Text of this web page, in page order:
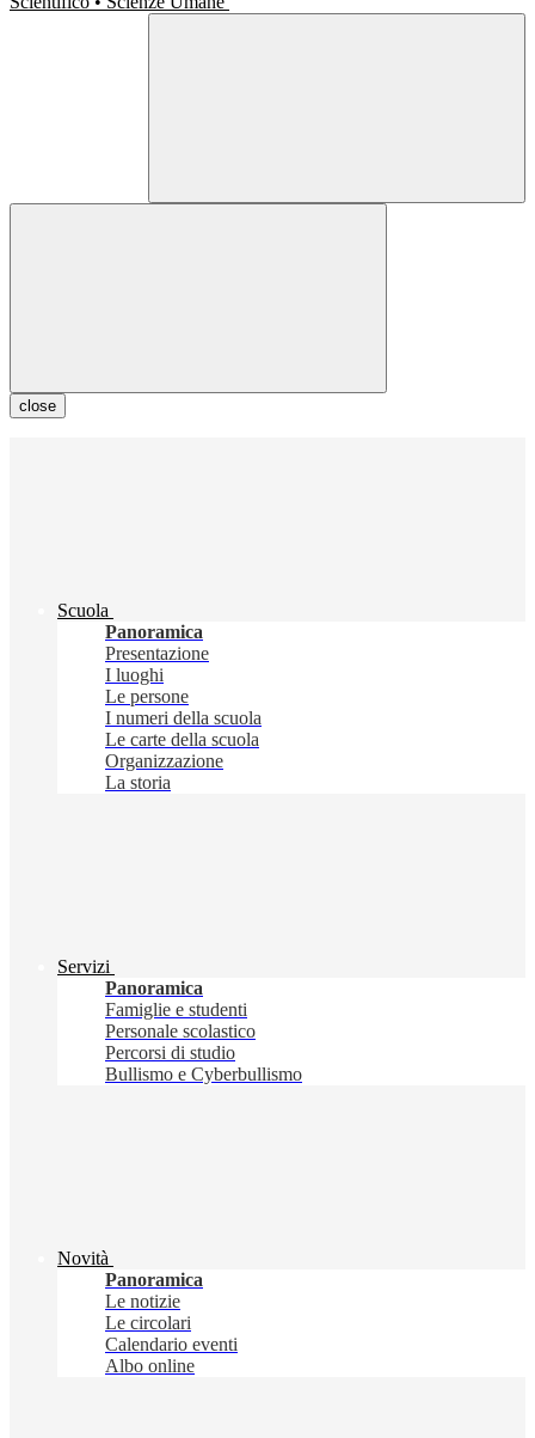
close
Scuola
Panoramica
Presentazione
I luoghi
Le persone
I numeri della scuola
Le carte della scuola
Organizzazione
La storia
Servizi
Panoramica
Famiglie e studenti
Personale scolastico
Percorsi di studio
Bullismo e Cyberbullismo
Novità
Panoramica
Le notizie
Le circolari
Calendario eventi
Albo online